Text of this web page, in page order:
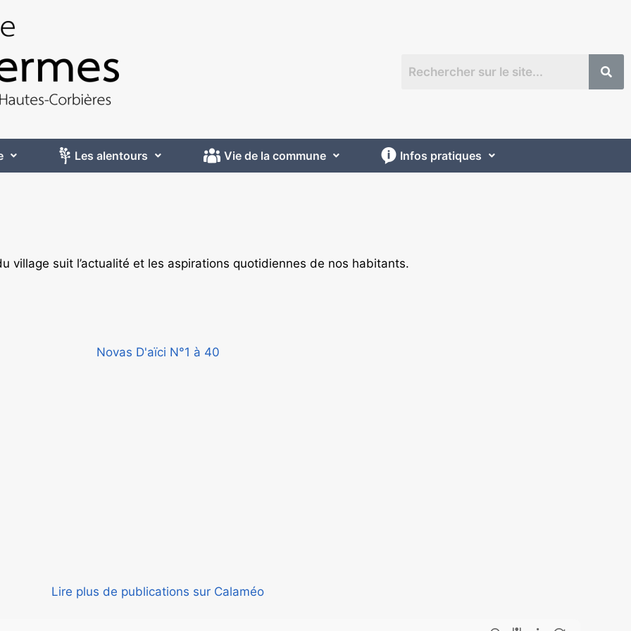
Les alentours Vie de la commune Infos pratiques
village suit l’actualité et les aspirations quotidiennes de nos habitants.
Novas D'aïci N°1 à 40
Lire plus de publications sur Calaméo